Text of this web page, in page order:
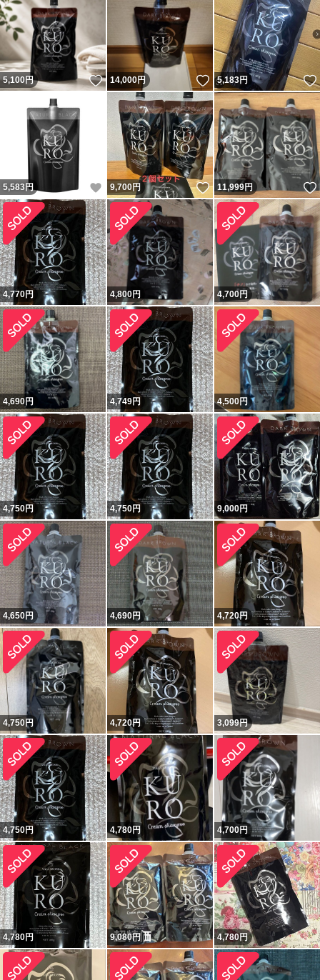
5,100円 いいね！
14,000円 いいね！
5,183円
5,583円 いいね！
9,700円 いいね！
11,999円
4,770円 4,800円 4,700円
4,690円 4,749円 4,500円
4,750円 4,750円 9,000円
4,650円 4,690円 4,720円
4,750円 4,720円 3,099円
4,750円 4,780円 4,700円
4,780円 9,080円 4,780円